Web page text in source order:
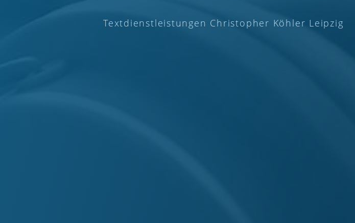
Textdienstleistungen Christopher Köhler Leipzig